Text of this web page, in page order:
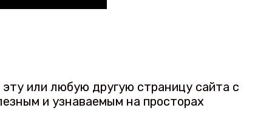
или любую другую страницу сайта с
и узнаваемым на просторах